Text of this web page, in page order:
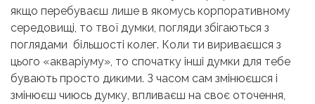
якщо перебуваєш лише в якомусь корпоративному
середовищі, то твої думки, погляди збігаються з
поглядами більшості колег. Коли ти вириваєшся з
цього «акваріуму», то спочатку інші думки для тебе
бувають просто дикими. З часом сам змінюєшся і
змінюєш чиюсь думку, впливаєш на своє оточення,